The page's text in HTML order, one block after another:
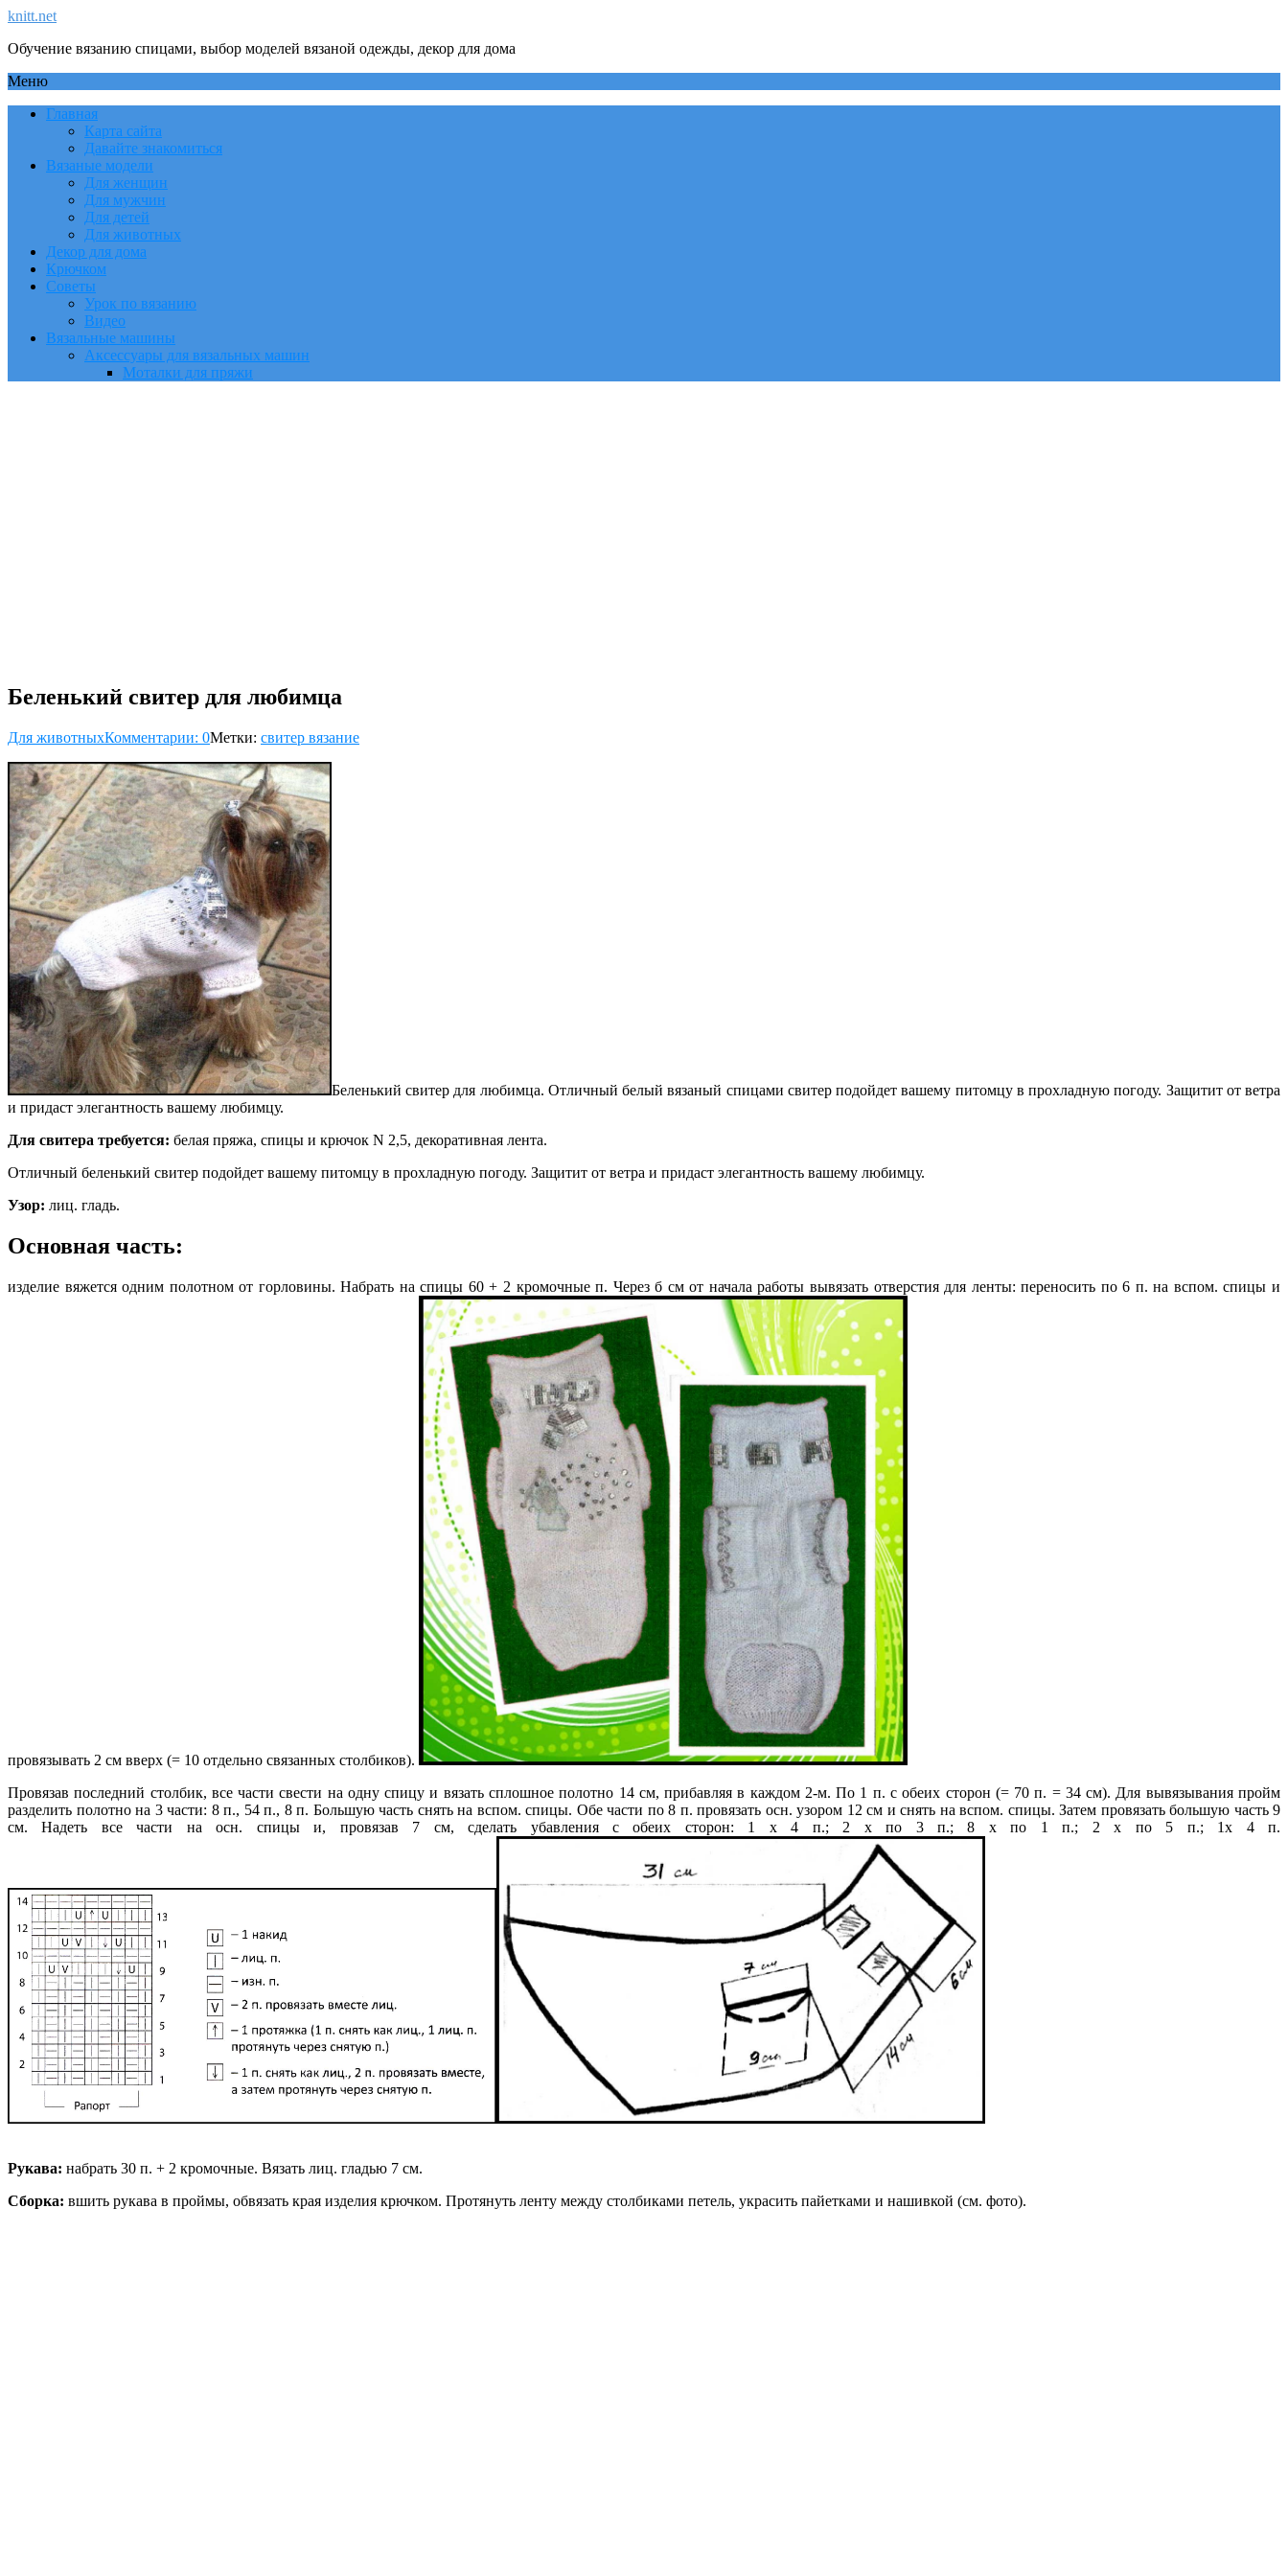
knitt.net
Обучение вязанию спицами, выбор моделей вязаной одежды, декор для дома
Меню
Главная
Карта сайта
Давайте знакомиться
Вязаные модели
Для женщин
Для мужчин
Для детей
Для животных
Декор для дома
Крючком
Советы
Урок по вязанию
Видео
Вязальные машины
Аксессуары для вязальных машин
Моталки для пряжи
Беленький свитер для любимца
Для животныхКомментарии: 0Метки: свитер вязание
Беленький свитер для любимца. Отличный белый вязаный спицами свитер подойдет вашему питомцу в прохладную погоду. Защитит от ветра
и придаст элегантность вашему любимцу.
Для свитера требуется: белая пряжа, спицы и крючок N 2,5, декоративная лента.
Отличный беленький свитер подойдет вашему питомцу в прохладную погоду. Защитит от ветра и придаст элегантность вашему любимцу.
Узор: лиц. гладь.
Основная часть:
изделие вяжется одним полотном от горловины. Набрать на спицы 60 + 2 кромочные п. Через б см от начала работы вывязать отверстия для ленты: переносить по 6 п. на вспом. спицы и
провязывать 2 см вверх (= 10 отдельно связанных столбиков).
Провязав последний столбик, все части свести на одну спицу и вязать сплошное полотно 14 см, прибавляя в каждом 2-м. По 1 п. с обеих сторон (= 70 п. = 34 см). Для вывязывания пройм
разделить полотно на 3 части: 8 п., 54 п., 8 п. Большую часть снять на вспом. спицы. Обе части по 8 п. провязать осн. узором 12 см и снять на вспом. спицы. Затем провязать большую часть 9
см. Надеть все части на осн. спицы и, провязав 7 см, сделать убавления с обеих сторон: 1 х 4 п.; 2 х по 3 п.; 8 х по 1 п.; 2 х по 5 п.; 1х 4 п.
Рукава: набрать 30 п. + 2 кромочные. Вязать лиц. гладью 7 см.
Сборка: вшить рукава в проймы, обвязать края изделия крючком. Протянуть ленту между столбиками петель, украсить пайетками и нашивкой (см. фото).